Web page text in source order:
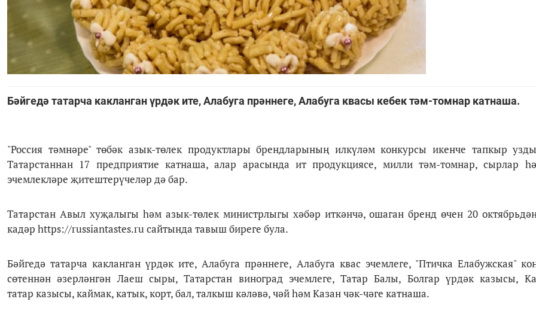
Бәйгедә татарча какланган үрдәк ите, Алабуга прәннеге, Алабуга квасы кебек тәм-томнар катнаша.
"Россия тәмнәре" төбәк азык-төлек продуктлары брендларының илкүләм конкурсы икенче тапкыр
Татарстаннан 17 предприятие катнаша, алар арасында ит продукциясе, милли тәм-томнар, сырлар
эчемлекләре җитештерүчеләр дә бар.
Татарстан Авыл хуҗалыгы һәм азык-төлек министрлыгы хәбәр иткәнчә, ошаган бренд өчен 20
кадәр https://russiantastes.ru сайтында тавыш биреге була.
Бәйгедә татарча какланган үрдәк ите, Алабуга прәннеге, Алабуга квас эчемлеге, "Птичка Елабужская"
сөтеннән әзерләнгән Лаеш сыры, Татарстан виноград эчемлеге, Татар Балы, Болгар үрдәк казысы,
татар казысы, каймак, катык, корт, бал, талкыш кәләвә, чәй һәм Казан чәк-чәге катнаша.